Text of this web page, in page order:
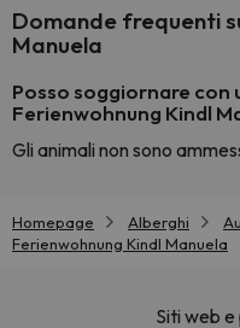
Domande frequenti
Manuela
Posso soggiornare con
Ferienwohnung Kindl
Gli animali non sono
Homepage Alberghi
Ferienwohnung Kindl Manuela
Siti web